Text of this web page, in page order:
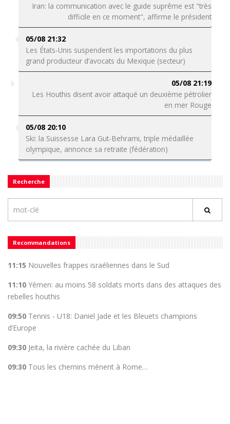
Iran: la communication avec le guide suprême est "très
difficile en ce moment", affirme le président
05/08 21:32
Les États-Unis suspendent les importations du plus
grand producteur d’avocats du Mexique (secteur)
05/08 21:19
Les Houthis disent avoir attaqué un deuxième pétrolier
en mer Rouge
05/08 20:10
Ski: la Suissesse Lara Gut-Behrami, triple médaillée
olympique, annonce sa retraite (fédération)
Recherche
Recommandations
11:15 Nouvelles frappes israéliennes dans le Sud
11:10 Yémen: au moins 58 soldats morts dans des attaques des
rebelles houthis
09:50 Tennis - U18: Daniel Jade et les Bleuets champions
d’Europe
09:30 Jeita, la rivière cachée du Liban
09:30 Tous les chemins mènent à Rome…